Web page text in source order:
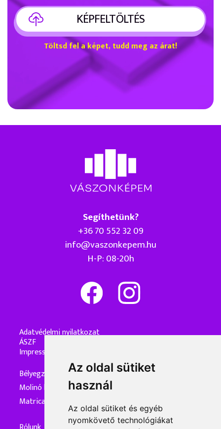
Az oldal sütiket
használ
Az oldal sütiket és egyéb
nyomkövető technológiákat
KÉPFELTÖLTÉS
Töltsd fel a képet, tudd meg az árat!
Segíthetünk?
+36 70 552 32 09
info@vaszonkepem.hu
H-P: 08-20h
Bélyegzőkészítés
Molinó készítés
Matrica készítés
Adatvédelmi nyilatkozat
ÁSZF
Impresszum